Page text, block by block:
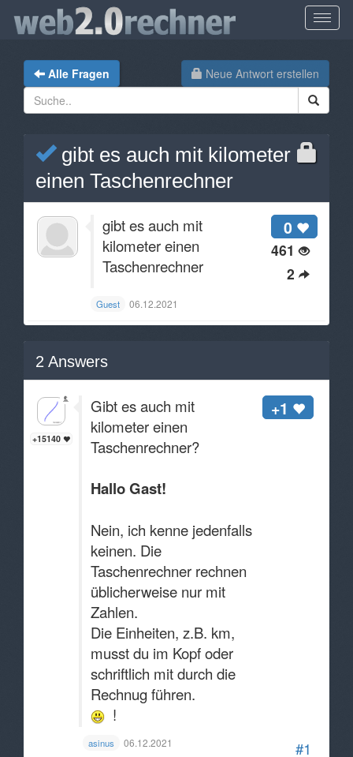
Neue Antwort erstellen
Alle Fragen
gibt es auch mit kilometer
einen Taschenrechner
0
461
2
gibt es auch mit
kilometer einen
Taschenrechner
Guest 06.12.2021
2 Answers
#1
+15140
+1
Gibt es auch mit
kilometer einen
Taschenrechner?
Hallo Gast!
Nein, ich kenne jedenfalls
keinen. Die
Taschenrechner rechnen
üblicherweise nur mit
Zahlen.
Die Einheiten, z.B. km,
musst du im Kopf oder
schriftlich mit durch die
Rechnug führen.
!
asinus 06.12.2021